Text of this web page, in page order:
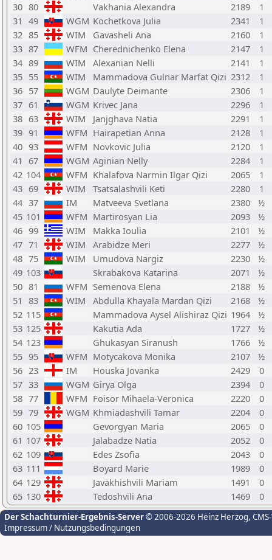
30 80 Vakhania Alexandra 2189
1
31 49 WGM Kochetkova Julia 2341
1
32 85 WIM Gavasheli Ana 2160
1
33 87 WFM Cherednichenko Elena 2147
1
34 89 WIM Alexanian Nelli 2141
1
35 55 WIM Mammadova Gulnar Marfat Qizi 2312
1
36 57 WGM Daulyte Deimante 2306
1
37 61 WGM Krivec Jana 2296
1
38 63 WIM Janjghava Natia 2291
1
39 91 WFM Hairapetian Anna 2128
1
40 93 WFM Novkovic Julia 2120
1
41
67 WGM Aginian Nelly 2284
1
42 104 WFM Khalafova Narmin Ilgar Qizi 2065
1
43 69 WIM Tsatsalashvili Keti 2280
1
44 37 IM Matveeva Svetlana 2380
½
45 101 WFM Martirosyan Lia 2093
½
46 99 WIM Makka Ioulia 2101
½
47 71 WIM Arabidze Meri 2277
½
48 75 WIM Umudova Nargiz 2230
½
49 103 Skrabakova Katarina 2071
½
50 81 WFM Semenova Elena 2188
½
51 83 WIM Abdulla Khayala Mardan Qizi 2168
½
52 115 Mammadova Aysel Alishiraz Qizi 1964
½
53 125 Kakutia Ada 1727
½
54 123 Ghukasyan Siranush 1766
½
55 95 WFM Motycakova Monika 2107
½
56 23 IM Houska Jovanka 2429
0
57 33 WGM Girya Olga 2394
0
58 77 WFM Foisor Mihaela-Veronica 2220
0
59 79 WGM Khmiadashvili Tamar 2204
0
60 105 Gevorgyan Maria 2065
0
61 107 Jalabadze Natia 2052
0
62 109 Edes Zsofia 2043
0
63 111 Boyard Marie 1989
0
64 129 Javakhishvili Mariam 1491
0
65 130 Tedoshvili Ana 1469 0
Der Schachturnier-Ergebnis-Server© 2006-2026 Heinz Herzog,
Impressum / Nutzungsbedingungen